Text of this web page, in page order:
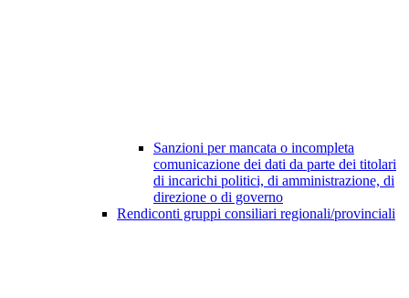
Sanzioni per mancata o incompleta
comunicazione dei dati da parte dei titolari
di incarichi politici, di amministrazione, di
direzione o di governo
Rendiconti gruppi consiliari regionali/provinciali